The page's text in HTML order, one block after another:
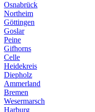
Osnabrück
Northeim
Göttingen
Goslar
Peine
Gifhorns
Celle
Heidekreis
Diepholz
Ammerland
Bremen
Wesermarsch
Harburg